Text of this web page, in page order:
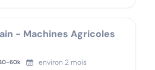
- Machines Agricoles
-60k environ 2 mois